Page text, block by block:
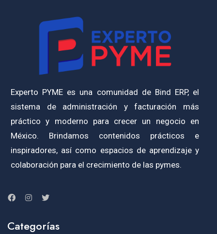
Experto PYME es una comunidad de Bind ERP, el
sistema de administración y facturación más
práctico y moderno para crecer un negocio en
México. Brindamos contenidos prácticos e
inspiradores, así como espacios de aprendizaje y
colaboración para el crecimiento de las pymes.
Categorías